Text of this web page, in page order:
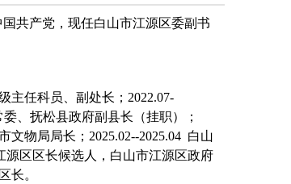
国共产党，现任白山市江源区委副书
任科员、副处长；2022.07-
、抚松县政府副县长（挂职）；
文物局局长；2025.02--2025.04 白山
区区长候选人，白山市江源区政府
长。